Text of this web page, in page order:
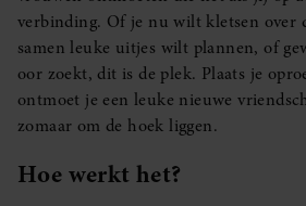
verbinding. Of je nu wilt kletsen over
samen leuke uitjes wilt plannen, of
oor zoekt, dit is de plek. Plaats je
ontmoet je een leuke nieuwe
zomaar om de hoek liggen.
Hoe werkt het?